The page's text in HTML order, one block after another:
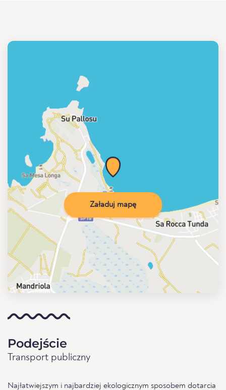
Załaduj mapę
Podejście
Transport publiczny
Najłatwiejszym i najbardziej ekologicznym sposobem dotarcia